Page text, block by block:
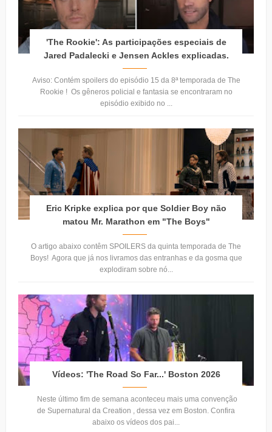
'The Rookie': As participações especiais de
Jared Padalecki e Jensen Ackles explicadas.
Aviso: Contém spoilers do episódio 15 da 8ª temporada de The
Rookie ! Os gêneros policial e fantasia se encontraram no
episódio exibido no ...
Eric Kripke explica por que Soldier Boy não
matou Mr. Marathon em "The Boys"
O artigo abaixo contêm SPOILERS da quinta temporada de The
Boys! Agora que já nos livramos das entranhas e da gosma que
explodiram sobre nó...
Vídeos: 'The Road So Far...' Boston 2026
Neste último fim de semana aconteceu mais uma convenção
de Supernatural da Creation , dessa vez em Boston. Confira
abaixo os vídeos dos pai...